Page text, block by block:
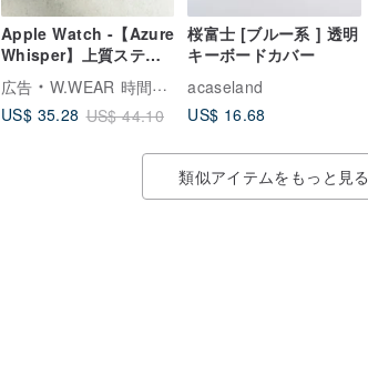
Apple Watch -【Azure
Whisper】上質ステン
レススチール製コンビ
ネーションバンド
広告
W.WEAR 時間をまとう
US$ 35.28 US$ 44.10
桜富士 [ブルー系 ] 透明
キーボードカバー
acaseland
US$ 16.68
類似アイテムをもっと見る